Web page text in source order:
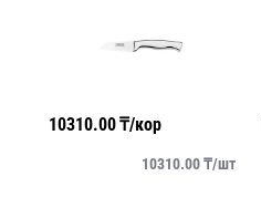
10310.00₸/кор
10310.00₸/шт